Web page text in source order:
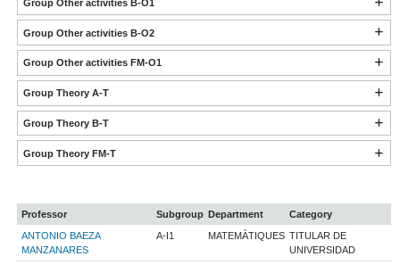
Group Other activities B-O1
Group Other activities B-O2
Group Other activities FM-O1
Group Theory A-T
Group Theory B-T
Group Theory FM-T
Professor Subgroup Department
Category
ANTONIO BAEZA
MANZANARES
A-I1 MATEMÀTIQUES TITULAR DE
UNIVERSIDAD